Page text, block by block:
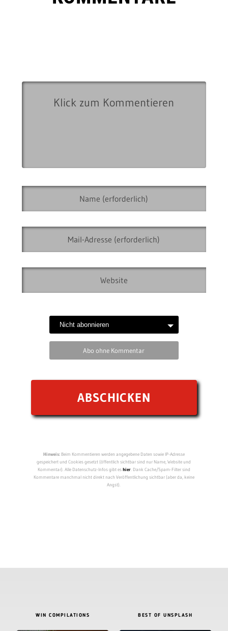
Abo ohne Kommentar
Hinweis:Beim Kommentieren werden angegebene Daten sowie IP-Adresse
gespeichert und Cookies gesetzt (öffentlich sichtbar sind nur Name, Website und
Kommentar). Alle Datenschutz-Infos gibt eshier. Dank Cache/Spam-Filter sind
Kommentare manchmal nicht direkt nach Veröffentlichung sichtbar (aber da, keine
Angst).
WIN COMPILATIONS BEST OF UNSPLASH